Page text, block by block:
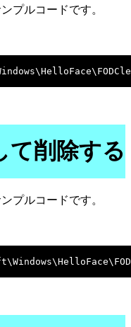
プルコードです。
て削除する
プルコードです。